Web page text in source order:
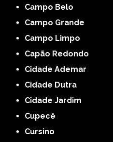
Campo Belo
Campo Grande
Campo Limpo
Capão Redondo
Cidade Ademar
Cidade Dutra
Cidade Jardim
Cupecê
Cursino